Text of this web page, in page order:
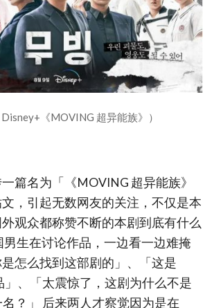
Disney+《MOVING 超异能族》）
篇名为「《MOVING 超异能族》
，引起无数网友的关注，不仅是本
观众都称赞不断的本剧到底有什么
男生在讨论作品，一边看一边难掩
怎么找到这部剧的」、「这是
」、「太震惊了，这剧为什么不是
？」 后来两人才察觉因为是在